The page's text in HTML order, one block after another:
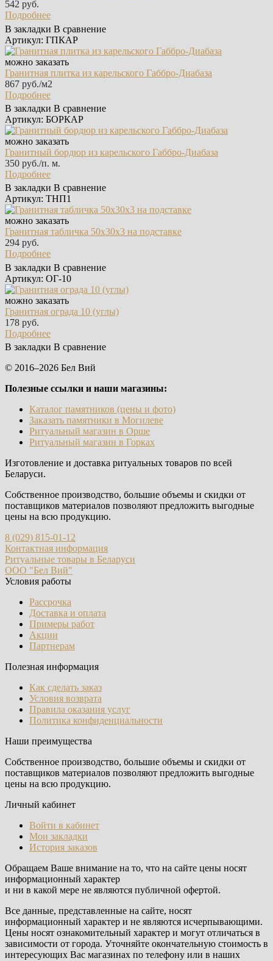
542 руб.
Подробнее
В закладки В сравнение
Артикул: ГПКАР
можно заказать
Гранитная плитка из карельского Габбро‑Диабаза
867 руб./м2
Подробнее
В закладки В сравнение
Артикул: БОРКАР
можно заказать
Гранитный бордюр из карельского Габбро‑Диабаза
350 руб./п. м.
Подробнее
В закладки В сравнение
Артикул: ТНП1
можно заказать
Гранитная табличка 50х30х3 на подставке
294 руб.
Подробнее
В закладки В сравнение
Артикул: ОГ-10
можно заказать
Гранитная ограда 10 (углы)
178 руб.
Подробнее
В закладки В сравнение
© 2016–2026 Бел Вий
Полезные ссылки и наши магазины:
Каталог памятников (цены и фото)
Заказать памятники в Могилеве
Ритуальный магазин в Орше
Ритуальный магазин в Горках
Изготовление и доставка ритуальных товаров по всей
Беларуси.
Собственное производство, большие объемы и скидки от
поставщиков материалов позволяют предложить выгодные
цены на всю продукцию.
8 (029) 815-01-12
Контактная информация
Ритуальные товары в Беларуси
ООО "Бел Вий"
Условия работы
Рассрочка
Доставка и оплата
Примеры работ
Акции
Партнерам
Полезная информация
Как сделать заказ
Условия возврата
Правила оказания услуг
Политика конфиденциальности
Наши преимущества
Собственное производство, большие объемы и скидки от
поставщиков материалов позволяют предложить выгодные
цены на всю продукцию.
Личный кабинет
Войти в кабинет
Мои закладки
История заказов
Обращаем Ваше внимание на то, что на сайте цены носят
информационный характер
и ни в какой мере не являются публичной офертой.
Все данные, представленные на сайте, носят
информационный характер и не являются исчерпывающими.
Цены носят ознакомительный характер и могут отличаться в
зависимости от города. Уточняйте окончательную стоимость в
интересующих Вас магазинах по телефону или в наших